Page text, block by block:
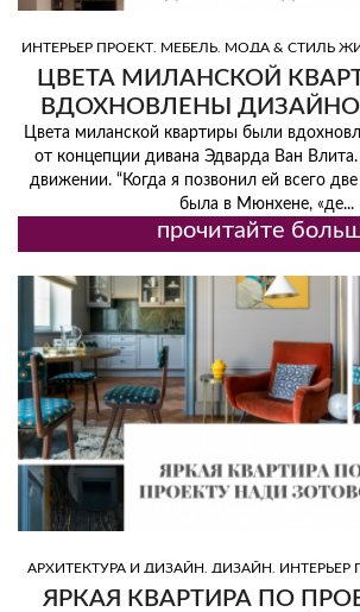
ИНТЕРЬЕР ПРОЕКТ, МЕБЕЛЬ, МОДА & СТИЛЬ
ЦВЕТ
ЦВЕТА МИЛАНСКОЙ
ВДОХНОВЛЕНЫ
Цвета миланской квартиры были
от концепции дивана Эдварда Ван Влита.
движении. “Когда я позвонил ей всего
была в Мюнхене, «де...
прочитайте
АРХИТЕКТУРА И ДИЗАЙН ДИЗАЙН ИНТЕРЬЕР
ЯРКАЯ КВАРТИРА ПО